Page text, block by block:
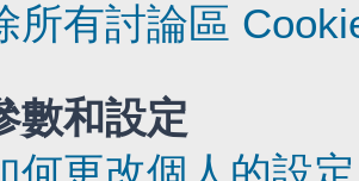
所有討論區
數和設定